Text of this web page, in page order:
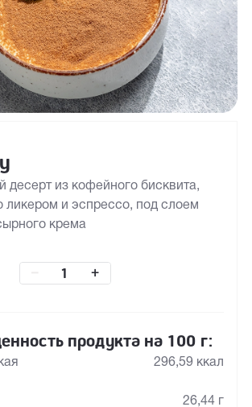
десерт из кофейного бисквита,
ликером и эспрессо, под слоем
крема
+
продукта на 100 г:
296,59 ккал
26,44 г